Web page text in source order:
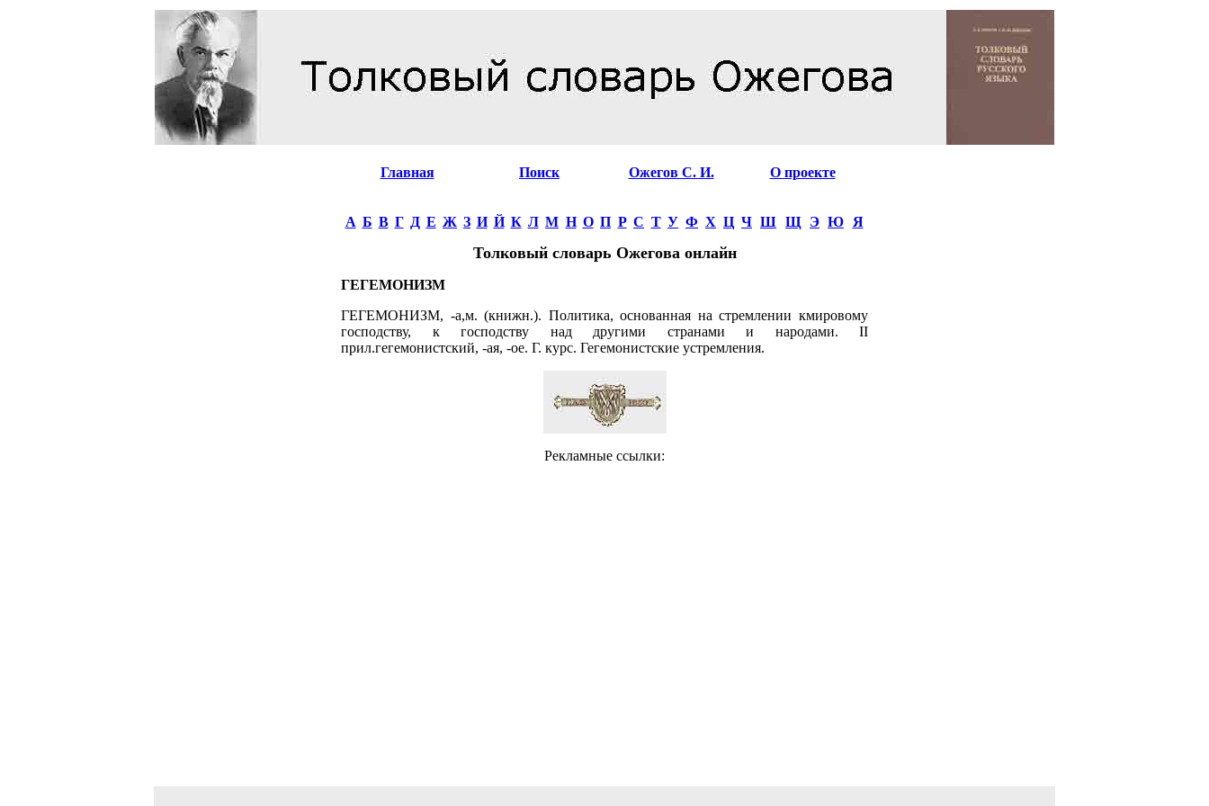
Главная Поиск Ожегов С. И. О проекте
А Б В Г Д Е Ж З И Й К Л М Н О П Р С Т У Ф Х Ц Ч Ш Щ Э Ю Я
Толковый словарь Ожегова онлайн
ГЕГЕМОНИЗМ
ГЕГЕМОНИЗМ, -а,м. (книжн.). Политика, основанная на стремлении кмировому
господству, к господству над другими странами и народами. II
прил.гегемонистский, -ая, -ое. Г. курс. Гегемонистские устремления.
Рекламные ссылки: